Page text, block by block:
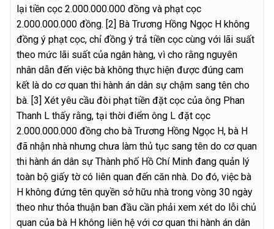
lại tiền cọc 2.000.000.000 đồng và phạt cọc
2.000.000.000 đồng. [2] Bà Trương Hồng Ngọc H không
đồng ý phạt cọc, chỉ đồng ý trả tiền cọc cùng với lãi suất
theo mức lãi suất của ngân hàng, vì cho rằng nguyên
nhân dẫn đến việc bà không thực hiện được đúng cam
kết là do cơ quan thi hành án dân sự chậm sang tên cho
bà. [3] Xét yêu cầu đòi phạt tiền đặt cọc của ông Phan
Thanh L thấy rằng, tại thời điểm ông L đặt cọc
2.000.000.000 đồng cho bà Trương Hồng Ngọc H, bà H
đã nhận nhà nhưng chưa làm thủ tục sang tên do cơ quan
thi hành án dân sự Thành phố Hồ Chí Minh đang quản lý
toàn bộ giấy tờ có liên quan đến căn nhà. Do đó, việc bà
H không đứng tên quyền sở hữu nhà trong vòng 30 ngày
theo như thỏa thuận ban đầu cần phải xem xét do lỗi chủ
quan của bà H không liên hệ với cơ quan thi hành án dân